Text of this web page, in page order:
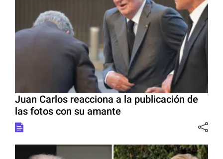
Juan Carlos reacciona a la publicación de
las fotos con su amante